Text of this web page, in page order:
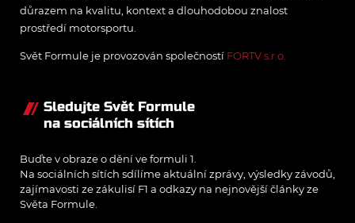
důrazem na kvalitu, kontext a dlouhodobou znalost
prostředí motorsportu.
Svět Formule je provozován společností FORTV s.r.o.
Sledujte Svět Formule
na sociálních sítích
Buďte v obraze o dění ve formuli 1.
Na sociálních sítích sdílíme aktuální zprávy, výsledky závodů,
zajímavosti ze zákulisí F1 a odkazy na nejnovější články ze
Světa Formule.